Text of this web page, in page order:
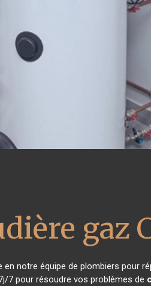
gaz
notre équipe de plombiers pour
7 pour résoudre vos problèmes de